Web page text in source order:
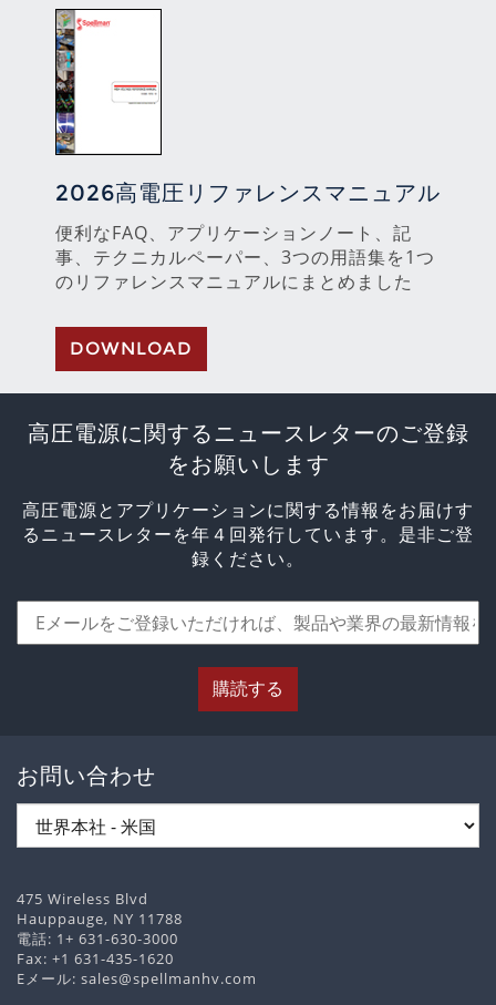
2026高電圧リファレンスマニュアル
便利なFAQ、アプリケーションノート、記
事、テクニカルペーパー、3つの用語集を1つ
のリファレンスマニュアルにまとめました
DOWNLOAD
高圧電源に関するニュースレターのご登録
をお願いします
高圧電源とアプリケーションに関する情報をお届けす
るニュースレターを年４回発行しています。是非ご登
録ください。
購読する
お問い合わせ
475 Wireless Blvd
Hauppauge, NY 11788
電話: 1+ 631-630-3000
Fax: +1 631-435-1620
Eメール: sales@spellmanhv.com